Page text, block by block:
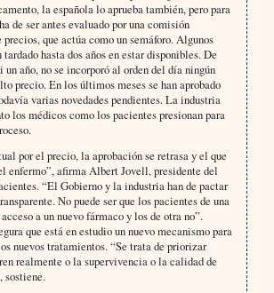
la española lo aprueba también, pero para
de ser antes evaluado por una comisión
que actúa como un semáforo. Algunos
hasta dos años en estar disponibles. De
un año, no se incorporó al orden del día ningún
precio. En los últimos meses se han aprobado
varias novedades pendientes. La industria
los médicos como los pacientes presionan para
por el precio, la aprobación se retrasa y el que
enfermo”, afirma Albert Jovell, presidente del
“El Gobierno y la industria han de pactar
No puede ser que los pacientes de una
a un nuevo fármaco y los de otra no”.
que está en estudio un nuevo mecanismo para
nuevos tratamientos. “Se trata de priorizar
realmente o la supervivencia o la calidad de
sostiene.